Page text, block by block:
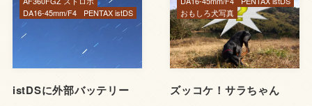
istDSに外部バッテリー
DA16-45mm/F4
PENTAX istDS
ズッコケ！サラちゃん
おもしろ犬写真